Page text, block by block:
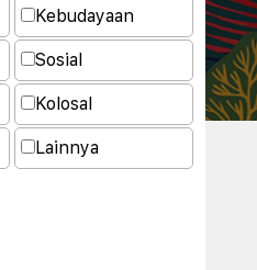
Kebudayaan
Sosial
Kolosal
Lainnya